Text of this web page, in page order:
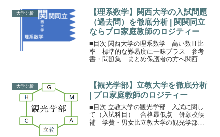
部獣医保健看護学科が開設されました。
獣医学部は獣医...
大学分析
【理系数学】関西大学の入試問題
（過去問）を徹底分析 | 関関同立
ならプロ家庭教師のロジティー
■目次 関西大学の理系数学 高い数Ⅲ比
率 標準的な難易度に一味プラス 参考
書・問題集 まとめ保護者の方へ関西大
年から全学部日程（全学部統一入試）に
なりました。理系数...
大学分析
【観光学部】立教大学を徹底分析
| プロ家庭教師のロジティー
■目次 立教大学の観光学部 入試に関し
て（入試科目） 合格最低点 併願校候
補 学費・男女比立教大学の観光学部観